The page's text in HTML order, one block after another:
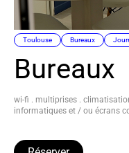
Toulouse Bureaux
Bureaux
wi-fi . multiprises .
informatiques et / ou écrans